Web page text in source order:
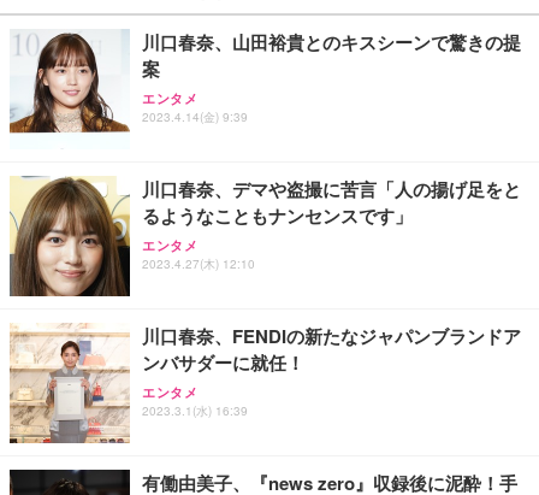
￥27,999
Sezlife オフィスチェア デスクチェア 疲れない テレ
ワーク チェア 強化バックレスト 30度ロッキング機
能 人間工学 椅子 腰サポート 90度跳ね上げ式アーム
ョン PCチェア 通気性メッシュ ゲーミング/勉強/事
務用 おしゃれ パソコンチェア (ブラック)
Sezlife オフィスチェア デスクチェア 疲れない テレ
ワーク チェア 強化バックレスト 30度ロッキング機
能 人間工学 椅子 腰サポート 90度跳ね上げ式アーム
務用 おしゃれ パソコンチェア (ホワイト)
ANDWINT オフィスチェア デスクチェア 肘なし メ
ッシュ 通気性 ランバーサポート付き 腰サポート ガ
ス圧無段階昇降 360度回転 キャスター付き コンパク
【純正品】27"ゲーミングモニター DualSense 充電
フック付き（CFI-ZDM1J）
【整備済み品】Dell E2724HS 27インチ 液晶モニタ
ー フルHD（1920×1080）VA 非光沢 HDMI/DisplayP
ort/VGA スピーカー内蔵 高さ調整 スイベル VESA対
【MiniLED/24.5inch/280Hz/FHD】GRAPHT THE S
HOOTER Gaming Monitor 24” Essential ゲーミン
グモニター QD 24.5インチ 1ms FHD 量子ドット 残
￥3,234
ネオ・ルーライフ ネオ・オムツ L 中型犬用 26枚入
り 単品
Smart Basic(スマートベーシック) 【Amazon.co.jp
限定】 Smart Basic アイリスオーヤマ ペットシーツ
超厚型 お徳用 ワイド 100枚入 (x 1) (ケース販売)
アイリスオーヤマ ペットシーツ 超厚型 お徳用 レギ
ュラー 200枚入【Amazon.co.jp限定】
川口春奈、山田裕貴とのキスシーンで驚きの提
案
エンタメ
2023.4.14(金) 9:39
川口春奈、デマや盗撮に苦言「人の揚げ足をと
るようなこともナンセンスです」
エンタメ
2023.4.27(木) 12:10
川口春奈、FENDIの新たなジャパンブランドア
ンバサダーに就任！
エンタメ
2023.3.1(水) 16:39
有働由美子、『news zero』収録後に泥酔！手